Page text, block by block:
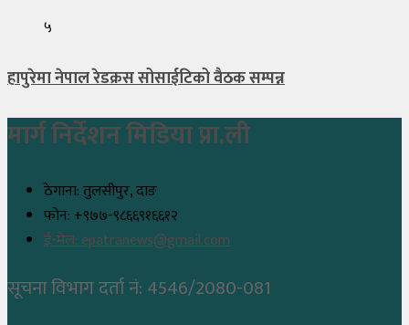
५
हापुरेमा नेपाल रेडक्रस सोसाईटिको वैठक सम्पन्न
मार्ग निर्देशन मिडिया प्रा.ली
ठेगाना: तुलसीपुर, दाङ
फोन: +९७७-९८६६९१६६१२
ई-मेल: epatranews@gmail.com
सूचना विभाग दर्ता नं: 4546/2080-081